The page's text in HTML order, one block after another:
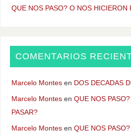
QUE NOS PASO? O NOS HICIERON
COMENTARIOS
Marcelo Montesen DOS DECADAS
Marcelo Montesen QUE NOS
PASAR?
Marcelo Montesen QUE NOS